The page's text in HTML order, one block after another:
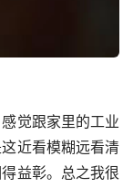
觉跟家里的工业
近看模糊远看清
益彰。总之我很